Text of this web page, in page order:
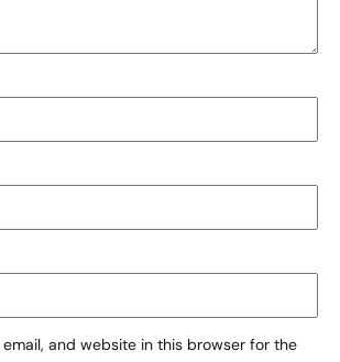
email, and website in this browser for the